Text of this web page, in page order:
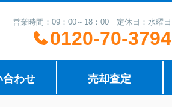
営業時間：09：00～18：00 定休日：水曜日
0120-70-3794
合わせ 売却査定